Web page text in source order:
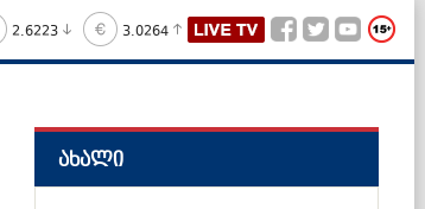
2.6223 3.0264
ახალი